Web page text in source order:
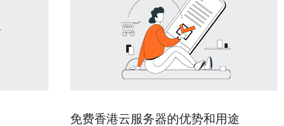
免费香港云服务器的优势和用途